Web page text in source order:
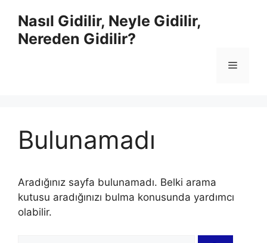
Nasıl Gidilir, Neyle Gidilir,
Nereden Gidilir?
Menü
Bulunamadı
Aradığınız sayfa bulunamadı. Belki arama
kutusu aradığınızı bulma konusunda yardımcı
olabilir.